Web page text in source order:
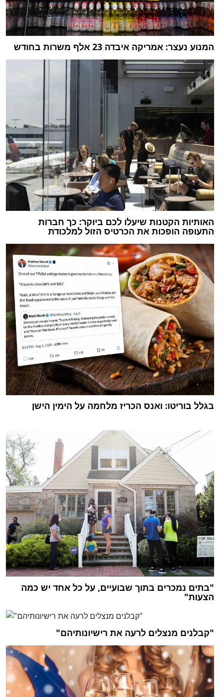
המנוע נעצר: אמריקה איבדה 23 אלף משרות בחודש
האותיות הקטנות שיעלו לכם ביוקר: כך חברות
התעופה הופכות את הכרטיס הזול למלכודת
בגלל בוריטו: ואנס הכריז מלחמה על הימין הישן
"בתים נמכרים בתוך שבועיים, על כל אחד יש כמה
הצעות"
"קבלנים מנצלים לרעה את רישיונותיהם"